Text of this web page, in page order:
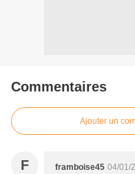
Commentaires
Ajouter un
F framboise45 04/01/